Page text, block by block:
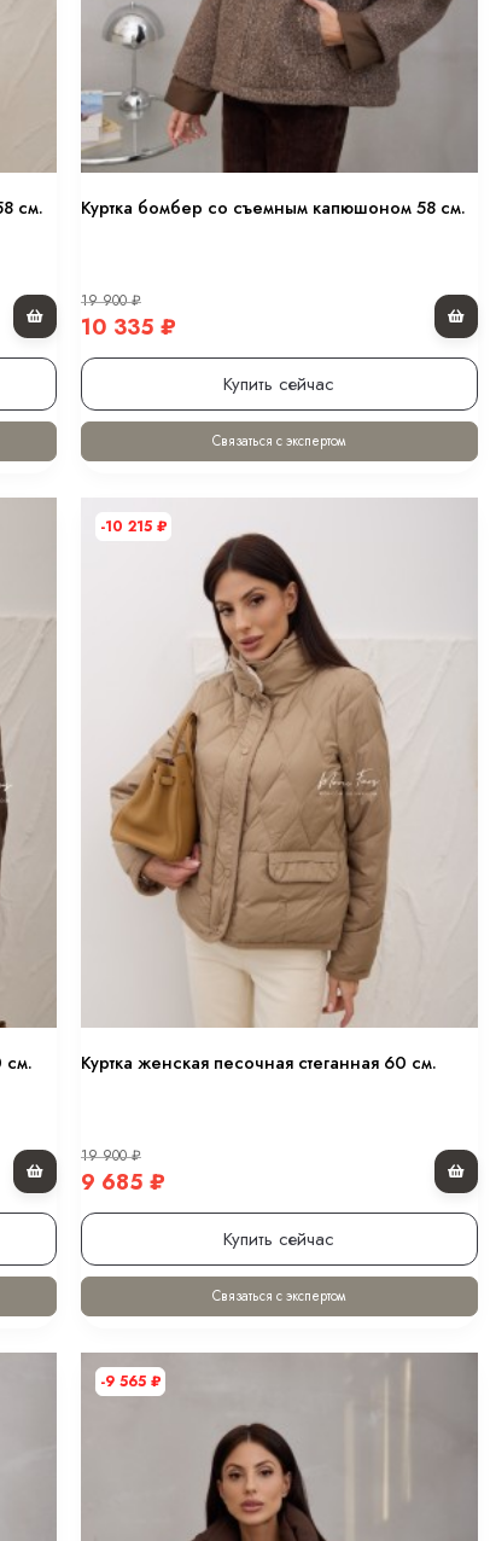
см. Куртка бомбер со съемным капюшоном 58 см.
19 900₽
10 335 ₽
Купить сейчас
Связаться с экспертом
см.
-10 215 ₽
Куртка женская песочная стеганная 60 см.
19 900₽
9 685 ₽
Купить сейчас
Связаться с экспертом
-9 565 ₽